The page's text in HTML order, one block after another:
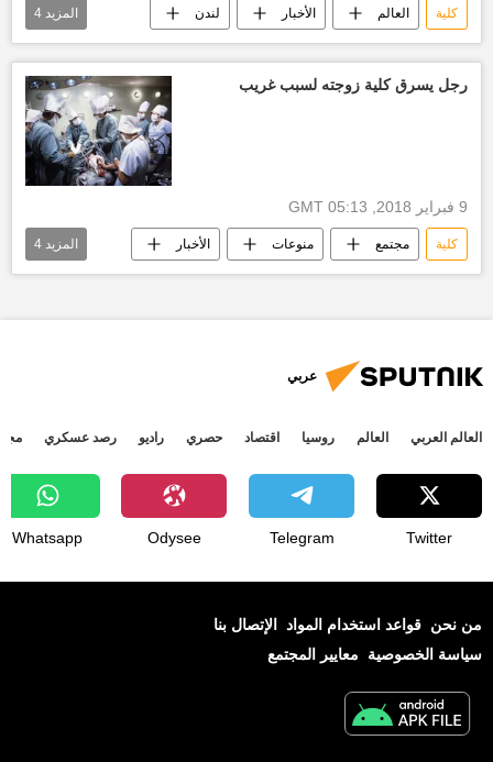
كلية العالم الأخبار لندن
دان مريدور جامعة متظاهرون
الدولة الإرهابية
المزيد 4
رجل يسرق كلية زوجته لسبب غريب
9 فبراير 2018, 05:13 GMT
كلية مجتمع منوعات الأخبار
أخبار الهند اليوم سرقة مهر
المزيد 4
عربي
العالم العربي العالم روسيا اقتصاد حصري راديو رصد عسكري
Twitter
Telegram
Odysee
Whatsapp
من نحن قواعد استخدام المواد الإتصال بنا
سياسة الخصوصية
معايير المجتمع